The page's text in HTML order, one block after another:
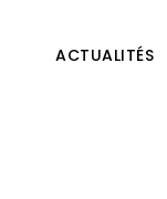
ACTUALITÉS